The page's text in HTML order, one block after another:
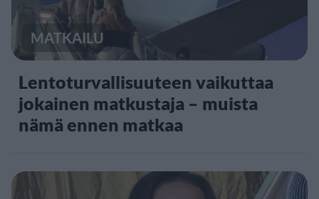
MATKAILU
Lentoturvallisuuteen vaikuttaa
jokainen matkustaja – muista
nämä ennen matkaa